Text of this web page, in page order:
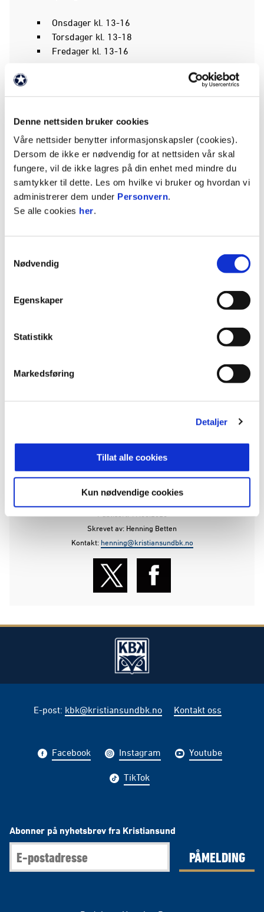
Denne nettsiden bruker cookies
Våre nettsider benytter informasjonskapsler (cookies).
Dersom de ikke er nødvendig for at nettsiden vår skal
fungere, vil de ikke lagres på din enhet med mindre du
samtykker til dette. Les om hvilke vi bruker og hvordan vi
administrerer dem under Personvern.
Se alle cookies her.
Nødvendig
Egenskaper
Statistikk
Markedsføring
Detaljer
Tillat alle cookies
Kun nødvendige cookies
Onsdager kl. 13-16
Torsdager kl. 13-18
Fredager kl. 13-16
med unntak av i uke
handle torsdag 25. juni og torsdag 2. juli.
Fra uke 28 har KBK Stadionbutikk de faste
åpningstidene igjen, fra onsdag til fredag.
NETTBUTIKK: Du kan handle hele døgnet i vår
nettbutikkKBKshop.no
TILBUD I JUNI: KBK Pride-skjerf er på tilbud til kr
BILDER
ANNONSE FRA ELITESERIEN:
Skrevet av: Henning Betten
Kontakt: henning@kristiansundbk.no
E-post: kbk@kristiansundbk.no Kontakt oss
Facebook Instagram Youtube
TikTok
Abonner på nyhetsbrev fra Kristiansund
PÅMELDING